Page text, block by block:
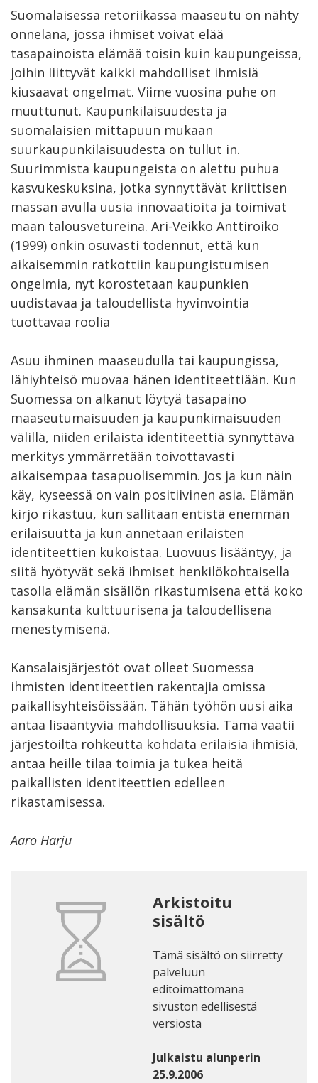
Suomalaisessa retoriikassa maaseutu on nähty
onnelana, jossa ihmiset voivat elää
tasapainoista elämää toisin kuin kaupungeissa,
joihin liittyvät kaikki mahdolliset ihmisiä
kiusaavat ongelmat. Viime vuosina puhe on
muuttunut. Kaupunkilaisuudesta ja
suomalaisien mittapuun mukaan
suurkaupunkilaisuudesta on tullut in.
Suurimmista kaupungeista on alettu puhua
kasvukeskuksina, jotka synnyttävät kriittisen
massan avulla uusia innovaatioita ja toimivat
maan talousvetureina. Ari-Veikko Anttiroiko
(1999) onkin osuvasti todennut, että kun
aikaisemmin ratkottiin kaupungistumisen
ongelmia, nyt korostetaan kaupunkien
uudistavaa ja taloudellista hyvinvointia
tuottavaa roolia
Asuu ihminen maaseudulla tai kaupungissa,
lähiyhteisö muovaa hänen identiteettiään. Kun
Suomessa on alkanut löytyä tasapaino
maaseutumaisuuden ja kaupunkimaisuuden
välillä, niiden erilaista identiteettiä synnyttävä
merkitys ymmärretään toivottavasti
aikaisempaa tasapuolisemmin. Jos ja kun näin
käy, kyseessä on vain positiivinen asia. Elämän
kirjo rikastuu, kun sallitaan entistä enemmän
erilaisuutta ja kun annetaan erilaisten
identiteettien kukoistaa. Luovuus lisääntyy, ja
siitä hyötyvät sekä ihmiset henkilökohtaisella
tasolla elämän sisällön rikastumisena että koko
kansakunta kulttuurisena ja taloudellisena
menestymisenä.
Kansalaisjärjestöt ovat olleet Suomessa
ihmisten identiteettien rakentajia omissa
paikallisyhteisöissään. Tähän työhön uusi aika
antaa lisääntyviä mahdollisuuksia. Tämä vaatii
järjestöiltä rohkeutta kohdata erilaisia ihmisiä,
antaa heille tilaa toimia ja tukea heitä
paikallisten identiteettien edelleen
rikastamisessa.
Aaro Harju
Arkistoitu
sisältö
Tämä sisältö on siirretty
palveluun
editoimattomana
sivuston edellisestä
versiosta
Julkaistu alunperin
25.9.2006